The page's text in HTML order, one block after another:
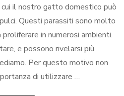
fare
se
gatto
il nostro gatto domestico può
Questi parassiti sono molto
in numerosi ambienti.
e possono rivelarsi più
Per questo motivo non
di utilizzare …